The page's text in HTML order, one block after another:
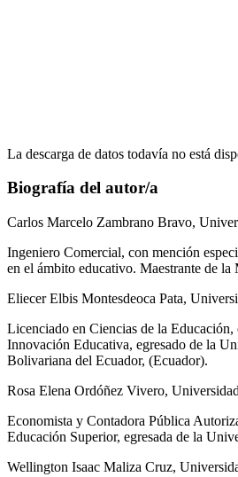
La descarga de datos todavía no está
Biografía del autor/a
Carlos Marcelo Zambrano Bravo,
Ingeniero Comercial, con mención
en el ámbito educativo. Maestrante de
Eliecer Elbis Montesdeoca Pata,
Licenciado en Ciencias de la
Innovación Educativa, egresado de la
Bolivariana del Ecuador, (Ecuador).
Rosa Elena Ordóñez Vivero,
Economista y Contadora Pública
Educación Superior, egresada de la
Wellington Isaac Maliza Cruz,